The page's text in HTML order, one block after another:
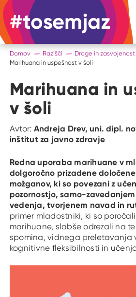
#tosemjaz #to
Domov Razišči
Droge in zasvojenost
Marihuana in uspešnost v šoli
Marihuana in
v šoli
Avtor: Andreja Drev, uni. dipl.
inštitut za javno zdravje
Redna uporaba marihuane v
dolgoročno prizadene
možganov, ki so povezani z
pozornostjo, samo-
vedenja, tvorjenem navad in
primer mladostniki, ki so
marihuane, slabše odrezali na
spomina, vidnega preletavanja
kognitivne fleksibilnosti in